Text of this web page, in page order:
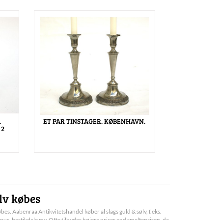
ET PAR TINSTAGER. KØBENHAVN.
købes
Aabenraa Antikvitetshandel køber al slags guld & sølv, f.eks.